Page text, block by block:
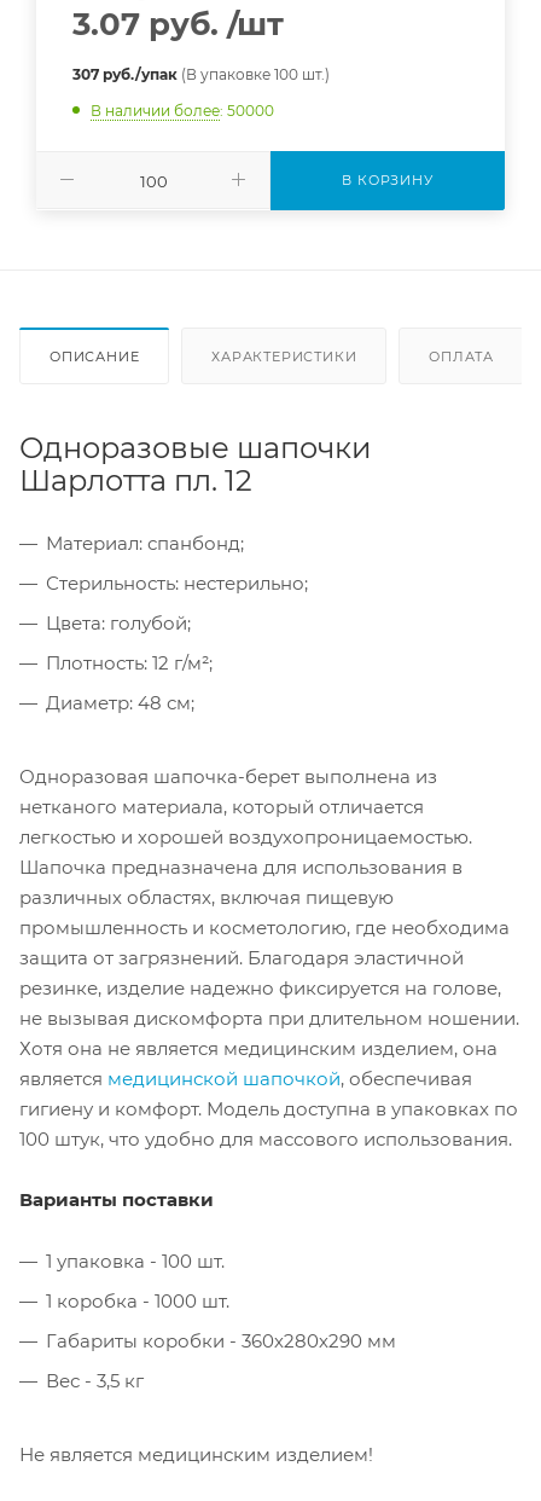
3.07 руб. /шт
307 руб./упак (В упаковке 100 шт.)
В наличии более: 50000
В КОРЗИНУ
ОПИСАНИЕ ХАРАКТЕРИСТИКИ ОПЛАТА
Одноразовые шапочки
Шарлотта пл. 12
Материал: спанбонд;
Стерильность: нестерильно;
Цвета: голубой;
Плотность: 12 г/м²;
Диаметр: 48 см;
Одноразовая шапочка-берет выполнена из
нетканого материала, который отличается
легкостью и хорошей воздухопроницаемостью.
Шапочка предназначена для использования в
различных областях, включая пищевую
промышленность и косметологию, где необходима
защита от загрязнений. Благодаря эластичной
резинке, изделие надежно фиксируется на голове,
не вызывая дискомфорта при длительном ношении.
Хотя она не является медицинским изделием, она
является медицинской шапочкой, обеспечивая
гигиену и комфорт. Модель доступна в упаковках по
100 штук, что удобно для массового использования.
Варианты поставки
1 упаковка - 100 шт.
1 коробка - 1000 шт.
Габариты коробки - 360х280х290 мм
Вес - 3,5 кг
Не является медицинским изделием!